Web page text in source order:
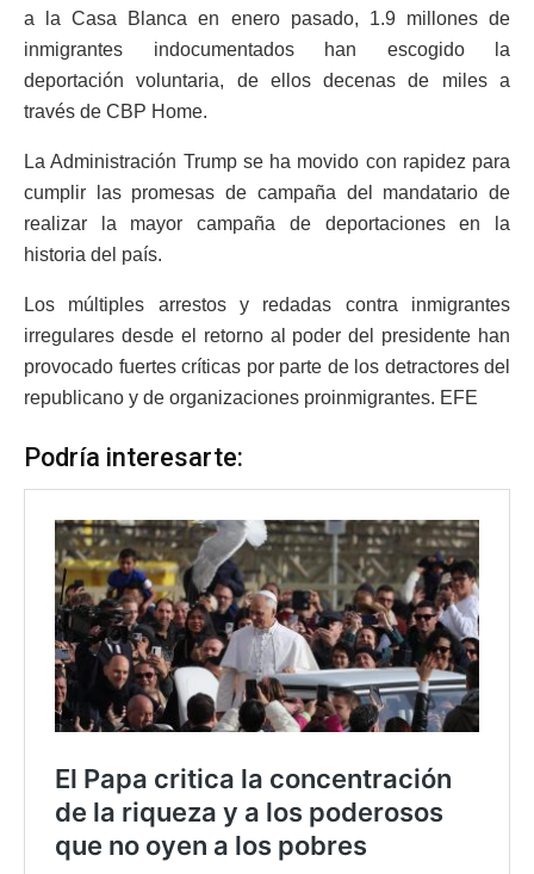
a la Casa Blanca en enero pasado, 1.9 millones de
inmigrantes indocumentados han escogido la
deportación voluntaria, de ellos decenas de miles a
través de CBP Home.
La Administración Trump se ha movido con rapidez para
cumplir las promesas de campaña del mandatario de
realizar la mayor campaña de deportaciones en la
historia del país.
Los múltiples arrestos y redadas contra inmigrantes
irregulares desde el retorno al poder del presidente han
provocado fuertes críticas por parte de los detractores del
republicano y de organizaciones proinmigrantes. EFE
Podría interesarte: